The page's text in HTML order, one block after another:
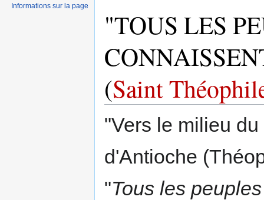
"TOUS LES
(Saint
"Vers le milieu
d'Antioche
"Tous les
Informations sur la page